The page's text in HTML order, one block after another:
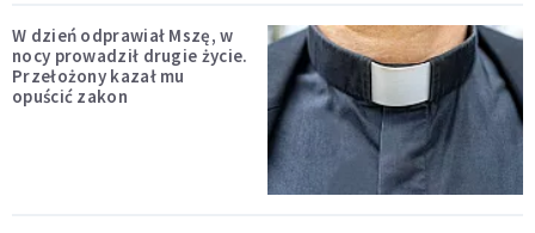
W dzień odprawiał Mszę, w
nocy prowadził drugie życie.
Przełożony kazał mu
opuścić zakon